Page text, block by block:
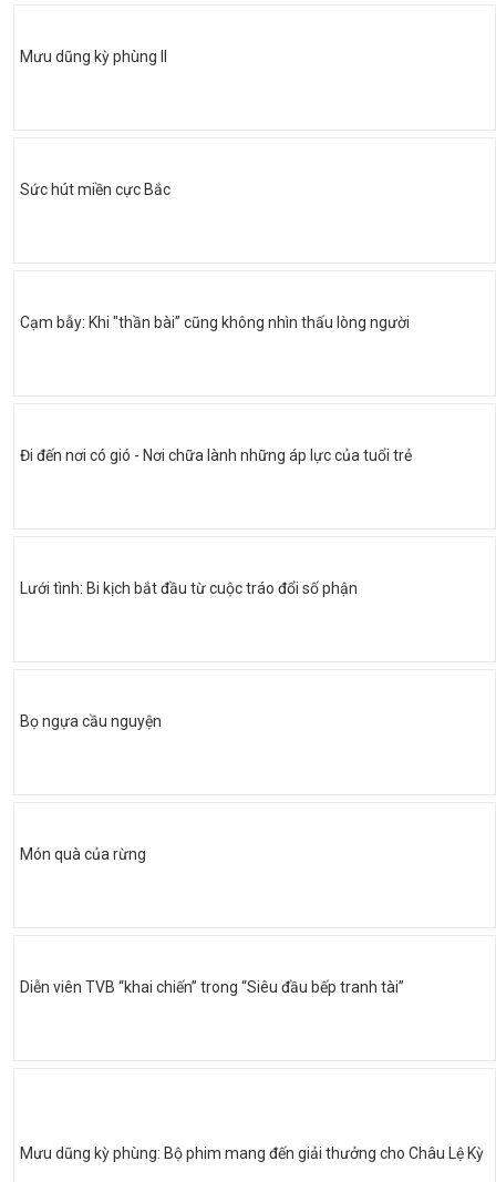
Mưu dũng kỳ phùng II
Sức hút miền cực Bắc
Cạm bẫy: Khi "thần bài” cũng không nhìn thấu lòng người
Đi đến nơi có gió - Nơi chữa lành những áp lực của tuổi trẻ
Lưới tình: Bi kịch bắt đầu từ cuộc tráo đổi số phận
Bọ ngựa cầu nguyện
Món quà của rừng
Diễn viên TVB “khai chiến” trong “Siêu đầu bếp tranh tài”
Mưu dũng kỳ phùng: Bộ phim mang đến giải thưởng cho Châu Lệ Kỳ